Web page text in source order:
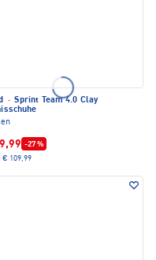
· Sprint Team 4.0 Clay
-27 %
€ 109,99